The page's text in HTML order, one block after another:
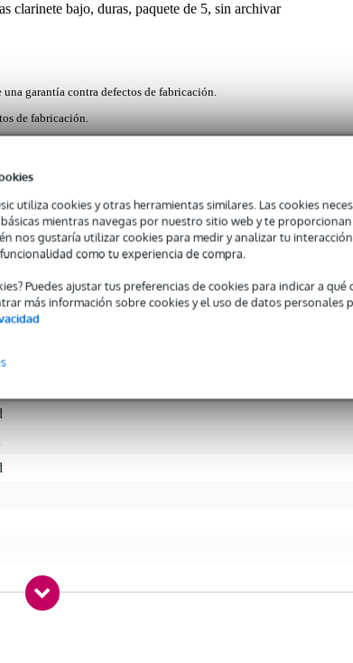
utiliza cookies y otras herramientas similares. Las cookies
mientras navegas por nuestro sitio web y te
nos gustaría utilizar cookies para medir y analizar tu
como tu experiencia de compra.
Puedes ajustar tus preferencias de cookies para indicar a
más información sobre cookies y el uso de datos personales
bajo, duras, paquete de 5, sin archivar
garantía contra defectos de fabricación.
de fabricación.
la elección favorita de los músicos de jazz, debido a su
avanzada, estas cañas sin afilar presentan un perfil
lleno, independientemente de su estilo de tocar.
natural, este paquete de cinco ofrece el equilibrio ideal
de "suave" a "dura", para diferentes preferencias de